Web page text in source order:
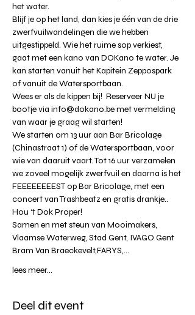
het water.
Blijf je op het land, dan kies je één van de drie
zwerfvuilwandelingen die we hebben
uitgestippeld. Wie het ruime sop verkiest,
gaat met een kano van DOKano te water. Je
kan starten vanuit het Kapitein Zeppospark
of vanuit de Watersportbaan.
Wees er als de kippen bij!  Reserveer NU je
bootje via info@dokano.be met vermelding
van waar je graag wil starten!
We starten om 13 uur aan Bar Bricolage
(Chinastraat 1) of de Watersportbaan, voor
wie van daaruit vaart. Tot 16 uur verzamelen
we zoveel mogelijk zwerfvuil en daarna is het
FEEEEEEEEST op Bar Bricolage, met een
concert van Trashbeatz en gratis drankje..
Hou ‘t Dok Proper!
Samen en met steun van Mooimakers,
Vlaamse Waterweg, Stad Gent, IVAGO Gent
Bram Van Braeckevelt,FARYS,…
lees meer...
Deel dit event